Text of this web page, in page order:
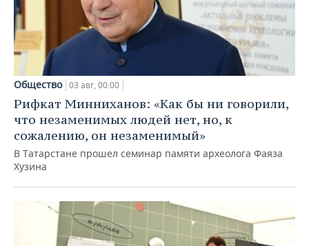
Общество 03 авг, 00:00
Рифкат Минниханов: «Как бы ни говорили,
что незаменимых людей нет, но, к
сожалению, он незаменимый»
В Татарстане прошел семинар памяти археолога Фаяза
Хузина